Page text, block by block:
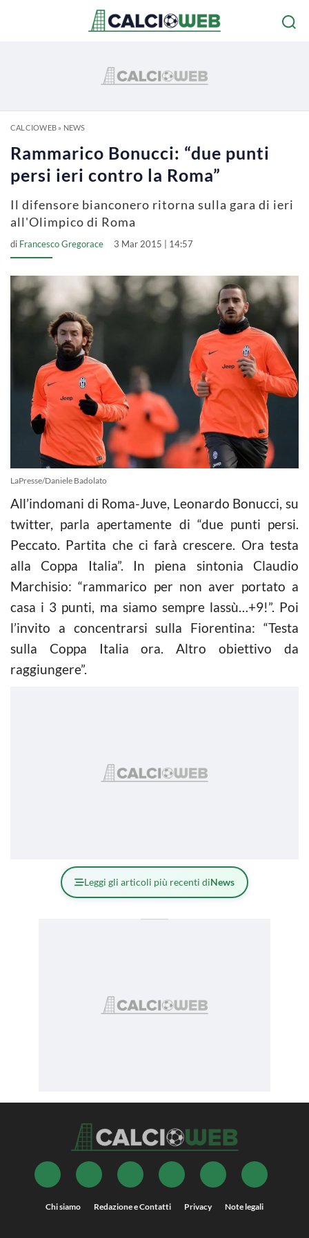
CALCIOWEB» NEWS
Rammarico Bonucci: “due punti
persi ieri contro la Roma”
Il difensore bianconero ritorna sulla gara di ieri
all'Olimpico di Roma
di Francesco Gregorace 3 Mar 2015 | 14:57
LaPresse/Daniele Badolato
All’indomani di Roma-Juve, Leonardo Bonucci, su
twitter, parla apertamente di “due punti persi.
Peccato. Partita che ci farà crescere. Ora testa
alla Coppa Italia”. In piena sintonia Claudio
Marchisio: “rammarico per non aver portato a
casa i 3 punti, ma siamo sempre lassù…+9!”. Poi
l’invito a concentrarsi sulla Fiorentina: “Testa
sulla Coppa Italia ora. Altro obiettivo da
raggiungere”.
Leggi gli articoli più recenti diNews
Chi siamo Redazione e Contatti Privacy Note legali